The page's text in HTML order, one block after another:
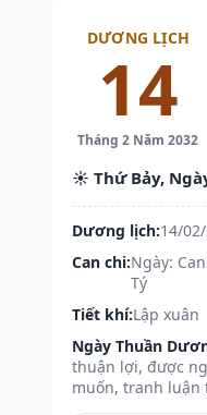
DƯƠNG LỊCH
14
Tháng 2 Năm 2032
☀️ Thứ Bảy,
Dương lịch:14/
Can chi:Ngày:
Tý
Tiết khí:Lập xuân
Ngày Thuần
thuận lợi, được
muốn, tranh